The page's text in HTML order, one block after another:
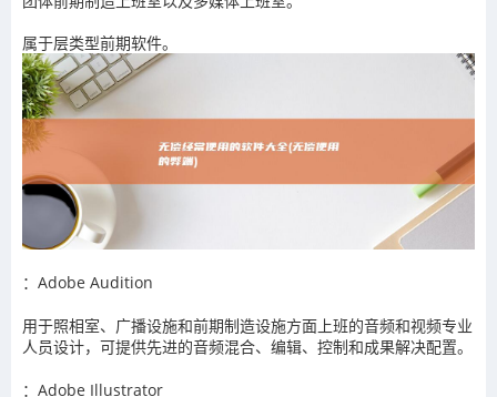
属于层类型前期软件。
：Adobe Audition
用于照相室、广播设施和前期制造设施方面上班的音频和视频专业
人员设计，可提供先进的音频混合、编辑、控制和成果解决配置。
：Adobe Illustrator